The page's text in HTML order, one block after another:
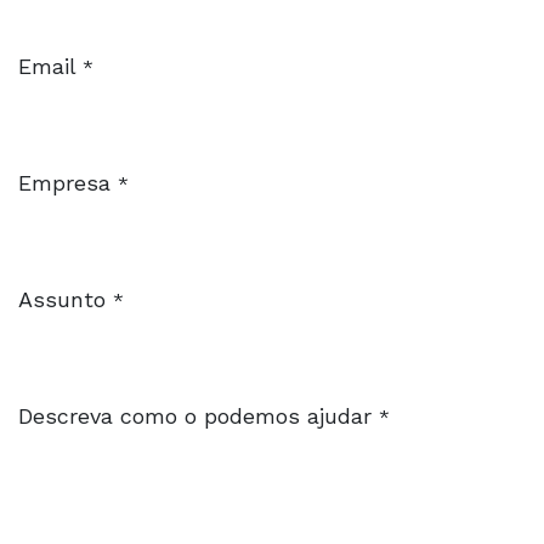
Email *
Empresa *
Assunto *
Descreva como o podemos ajudar *